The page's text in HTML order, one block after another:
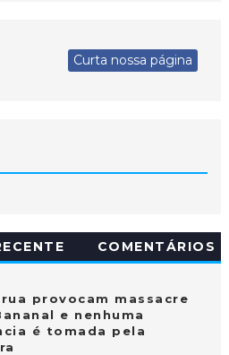
Curta nossa página
COMENTÁRIOS
rua provocam massacre
e nenhuma
é tomada pela